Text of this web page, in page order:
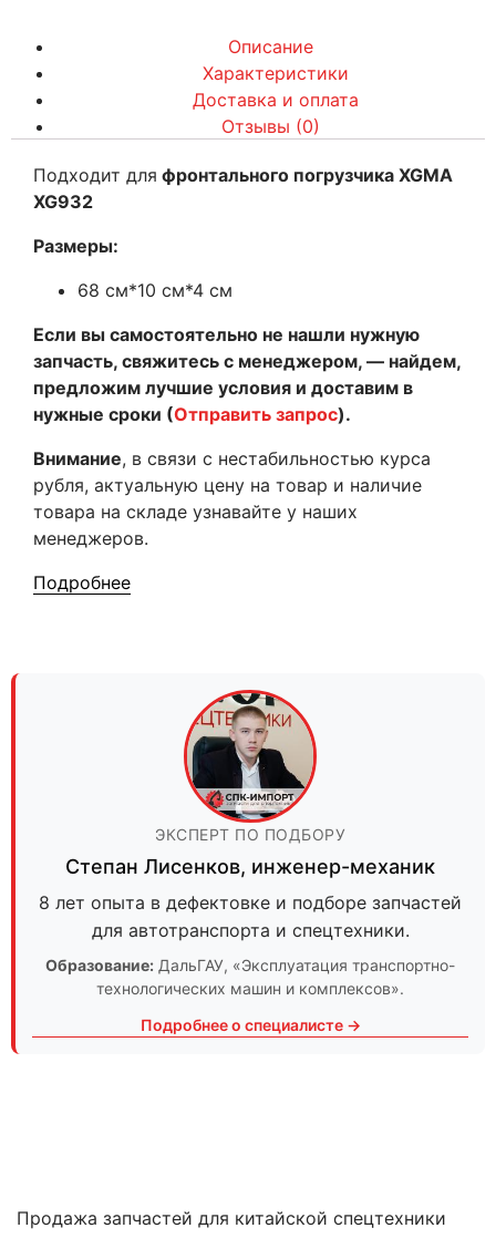
Описание
Характеристики
Доставка и оплата
Отзывы (0)
Подходит для фронтального погрузчика XGMA
XG932
Размеры:
68 см*10 см*4 см
Если вы самостоятельно не нашли нужную
запчасть, свяжитесь с менеджером, — найдем,
предложим лучшие условия и доставим в
нужные сроки (Отправить запрос).
Внимание, в связи с нестабильностью курса
рубля, актуальную цену на товар и наличие
товара на складе узнавайте у наших
менеджеров.
Подробнее
ЭКСПЕРТ ПО ПОДБОРУ
Степан Лисенков, инженер-механик
8 лет опыта в дефектовке и подборе запчастей
для автотранспорта и спецтехники.
Образование: ДальГАУ, «Эксплуатация транспортно-
технологических машин и комплексов».
Подробнее о специалисте →
Продажа запчастей для китайской спецтехники